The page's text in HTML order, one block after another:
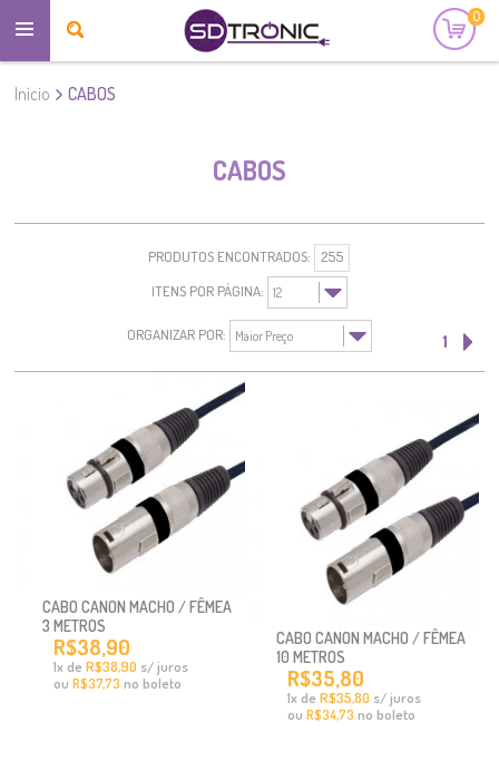
0
Início CABOS
CABOS
PRODUTOS ENCONTRADOS:
255
ITENS POR PÁGINA:
ORGANIZAR POR: 1
CABO CANON MACHO / FÊMEA
3 METROS
R$38,90
1xde R$38,90 s/ juros
ou R$37,73 no boleto
CABO CANON MACHO / FÊMEA
10 METROS
R$35,80
1x deR$35,80 s/ juros
ouR$34,73 no boleto